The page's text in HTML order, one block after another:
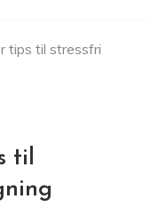
tips til stressfri
til